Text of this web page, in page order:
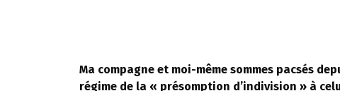
Ma compagne et moi-même sommes pacsés
régime de la « présomption d’indivision » à